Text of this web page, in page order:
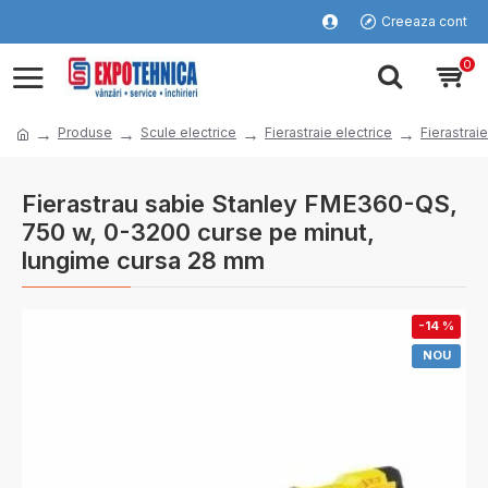
Creeaza cont
0
Produse Scule electrice Fierastraie electrice
Fierastrau sabie Stanley FME360-QS,
750 w, 0-3200 curse pe minut,
lungime cursa 28 mm
NOU
-14 %